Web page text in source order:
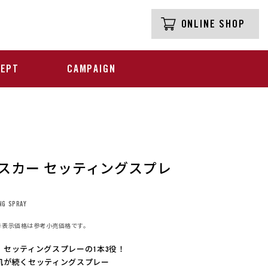
ONLINE SHOP
CAMPAIGN
カー セッティングスプレ
SPRAY
示価格は参考小売価格です。
ッティングスプレーの1本3役！
が続くセッティングスプレー